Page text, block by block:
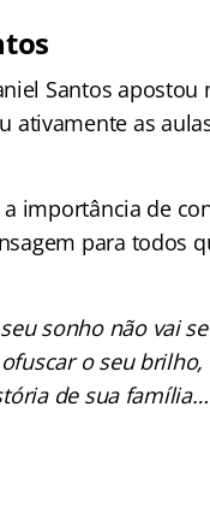
Santos apostou
ativamente as
importância de
para todos
sonho não vai se
o seu brilho,
de sua família…